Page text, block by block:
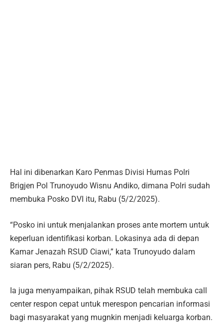
Hal ini dibenarkan Karo Penmas Divisi Humas Polri
Brigjen Pol Trunoyudo Wisnu Andiko, dimana Polri sudah
membuka Posko DVI itu, Rabu (5/2/2025).
“Posko ini untuk menjalankan proses ante mortem untuk
keperluan identifikasi korban. Lokasinya ada di depan
Kamar Jenazah RSUD Ciawi,” kata Trunoyudo dalam
siaran pers, Rabu (5/2/2025).
Ia juga menyampaikan, pihak RSUD telah membuka call
center respon cepat untuk merespon pencarian informasi
bagi masyarakat yang mugnkin menjadi keluarga korban.